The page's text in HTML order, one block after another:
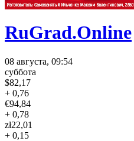
RuGrad.Online
08 августа, 09:54
суббота
$82,17
+ 0,76
€94,84
+ 0,78
zł22,01
+ 0,15